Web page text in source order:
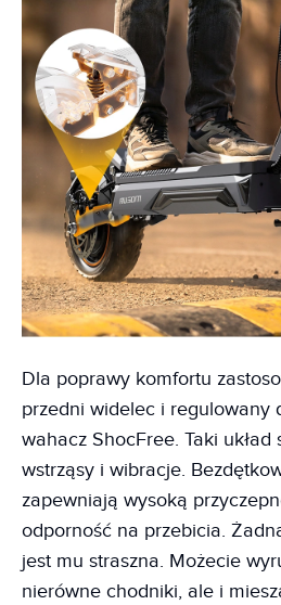
Dla poprawy komfortu
przedni widelec i regulowany
wahacz ShocFree. Taki układ
wstrząsy i wibracje.
zapewniają wysoką
odporność na przebicia.
jest mu straszna. Możecie
nierówne chodniki, ale i